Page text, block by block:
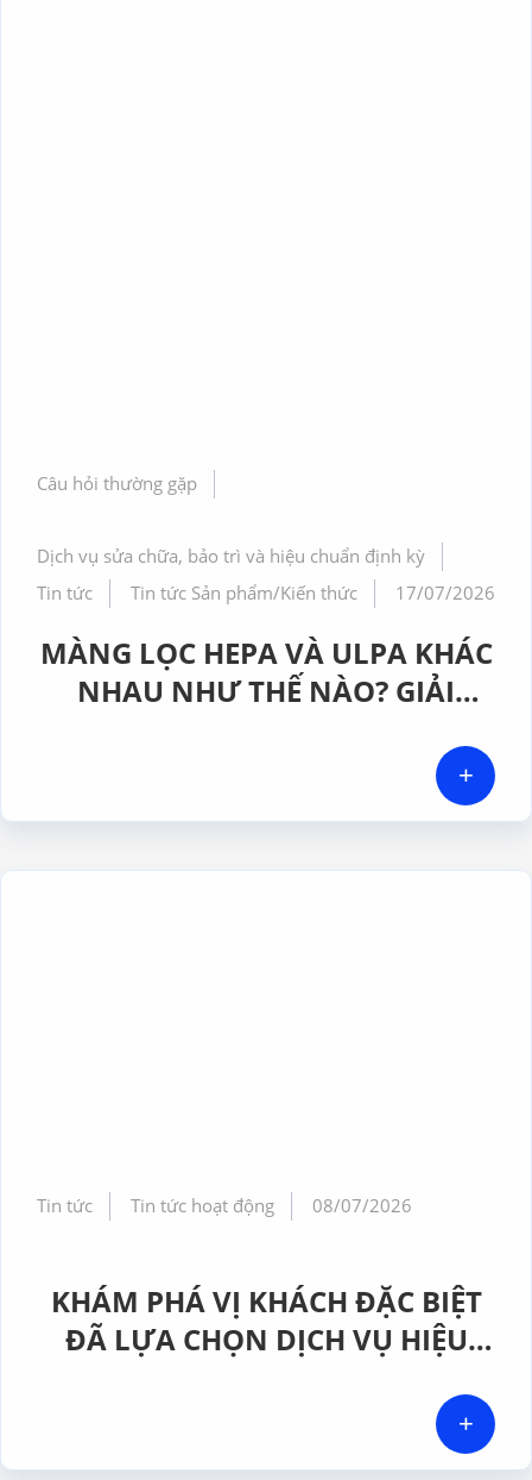
Câu hỏi thường gặp
Dịch vụ sửa chữa, bảo trì và hiệu chuẩn định kỳ
Tin tức
Tin tức Sản phẩm/Kiến thức 17/07/2026
MÀNG LỌC HEPA VÀ ULPA KHÁC
NHAU NHƯ THẾ NÀO? GIẢI
PHÒNG SẠCH DƯỢC PHẨM +
Tin tức Tin tức hoạt động 08/07/2026
KHÁM PHÁ VỊ KHÁCH ĐẶC BIỆT
ĐÃ LỰA CHỌN DỊCH VỤ HIỆU
+